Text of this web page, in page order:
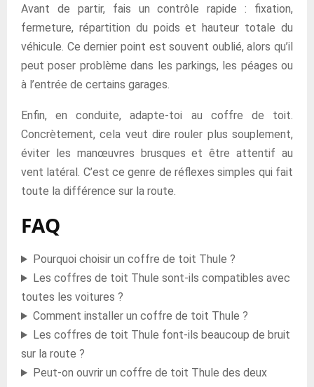
Avant de partir, fais un contrôle rapide : fixation,
fermeture, répartition du poids et hauteur totale du
véhicule. Ce dernier point est souvent oublié, alors qu’il
peut poser problème dans les parkings, les péages ou
à l’entrée de certains garages.
Enfin, en conduite, adapte-toi au coffre de toit.
Concrètement, cela veut dire rouler plus souplement,
éviter les manœuvres brusques et être attentif au
vent latéral. C’est ce genre de réflexes simples qui fait
toute la différence sur la route.
FAQ
Pourquoi choisir un coffre de toit Thule ?
Les coffres de toit Thule sont-ils compatibles avec
toutes les voitures ?
Comment installer un coffre de toit Thule ?
Les coffres de toit Thule font-ils beaucoup de bruit
sur la route ?
Peut-on ouvrir un coffre de toit Thule des deux